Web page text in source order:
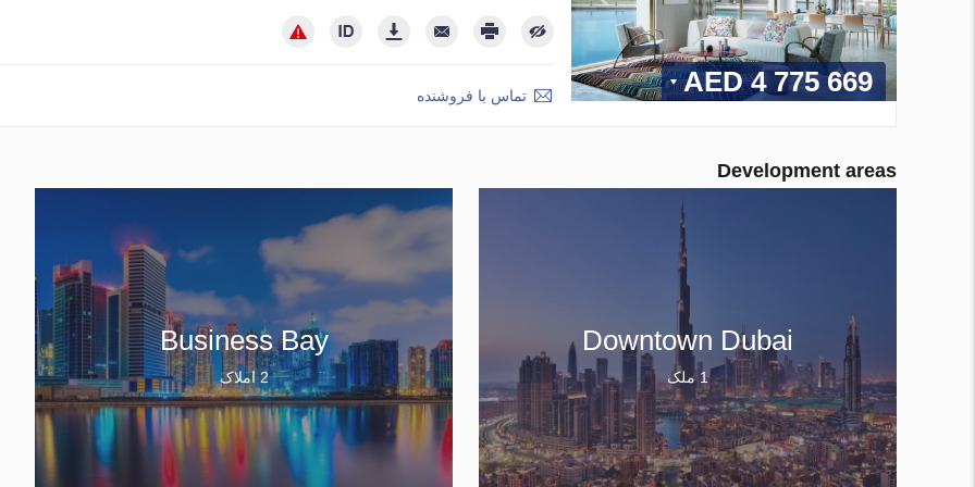
4 775 669 AED تماس با فروشنده
Development areas
Downtown Dubai
1 ملک
Business Bay
2 املاک